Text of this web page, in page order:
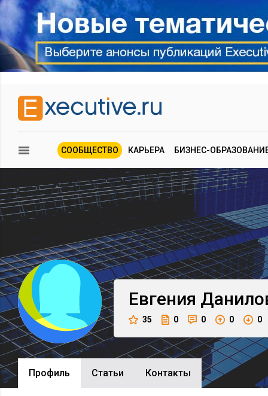
СООБЩЕСТВО КАРЬЕРА БИЗНЕС-
Евгения
35 0 0 0 0
Профиль Cтатьи Контакты